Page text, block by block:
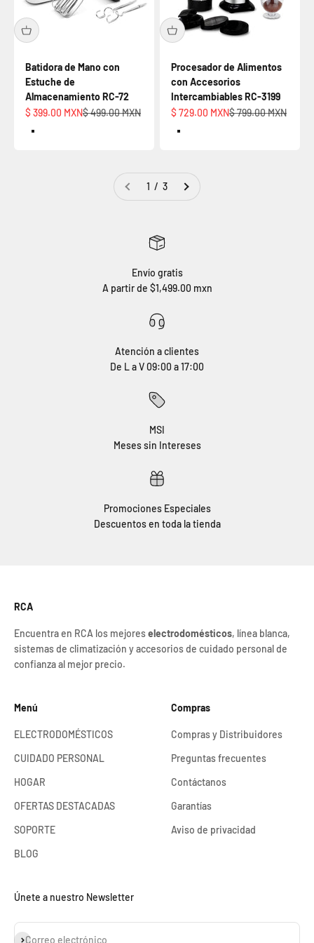
Batidora de Mano con
Estuche de
Almacenamiento RC-72
Precio de oferta
$ 399.00 MXNPrecio normal
$ 499.00 MXN
Procesador de Alimentos
con Accesorios
Intercambiables RC-3199
Precio de oferta
$ 729.00 MXNPrecio normal
$ 799.00 MXN
1 / 3
Envío gratis
A partir de $1,499.00 mxn
Atención a clientes
De L a V 09:00 a 17:00
MSI
Meses sin Intereses
⁠Promociones Especiales
Descuentos en toda la tienda
RCA
Encuentra en RCA los mejoreselectrodomésticos, línea blanca,
sistemas de climatización y accesorios de cuidado personal de
confianza al mejor precio.
Menú
ELECTRODOMÉSTICOS
CUIDADO PERSONAL
HOGAR
OFERTAS DESTACADAS
SOPORTE
BLOG
Compras
Compras y Distribuidores
Preguntas frecuentes
Contáctanos
Garantías
Aviso de privacidad
Únete a nuestro Newsletter
Correo electrónico
Suscribirse